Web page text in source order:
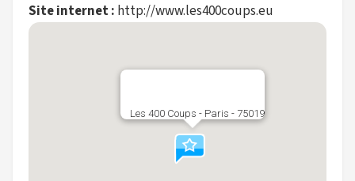
Site internet : http://www.les400coups.eu
Les 400 Coups - Paris - 75019